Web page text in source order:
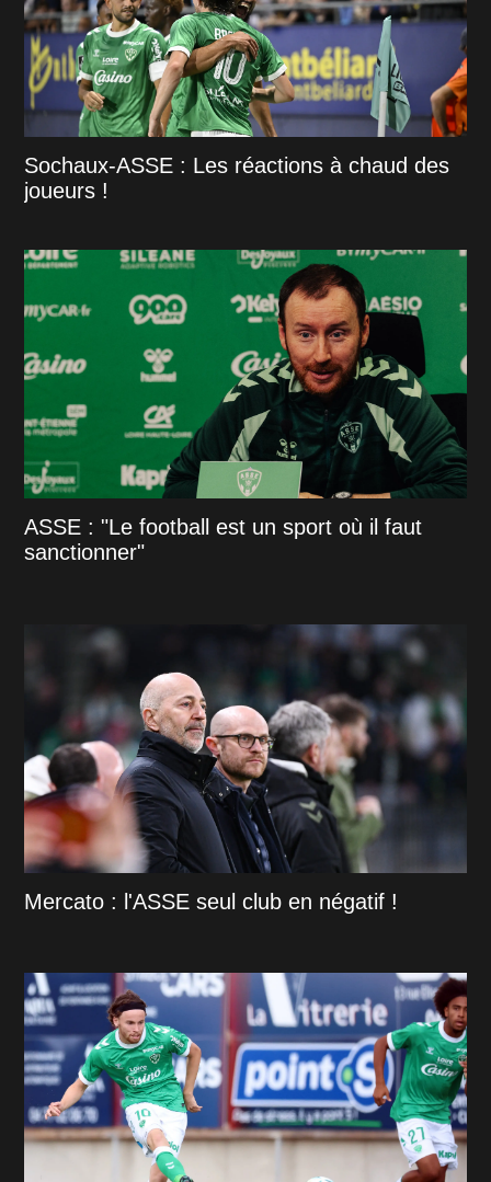
Sochaux-ASSE : Les réactions à chaud des
joueurs !
ASSE : "Le football est un sport où il faut
sanctionner"
Mercato : l'ASSE seul club en négatif !